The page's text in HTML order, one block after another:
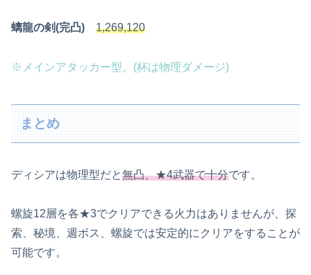
螭龍の剣(完凸) 1,269,120
※メインアタッカー型。(杯は物理ダメージ)
まとめ
ディシアは物理型だと無凸、★4武器で十分です。
螺旋12層を各★3でクリアできる火力はありませんが、探
索、秘境、週ボス、螺旋では安定的にクリアをすることが
可能です。